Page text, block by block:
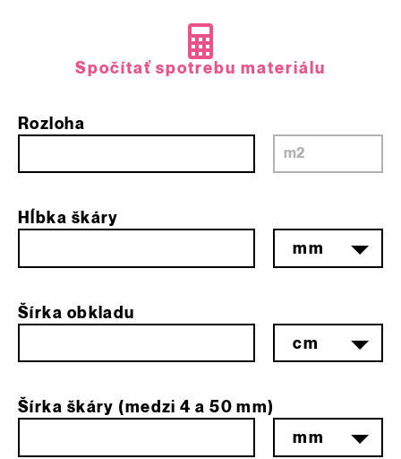
Spočítať spotrebu materiálu
Rozloha
m2
Hĺbka škáry
mm
Šírka obkladu
cm
Šírka škáry (medzi 4 a50 mm)
mm